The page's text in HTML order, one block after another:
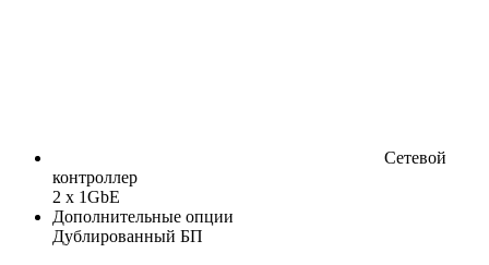
Сетевой
контроллер
2 x 1GbE
Дополнительные опции
Дублированный БП